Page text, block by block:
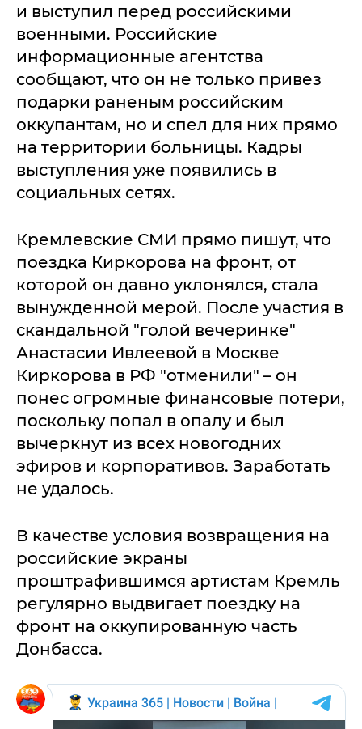
и выступил перед российскими
военными. Российские
информационные агентства
сообщают, что он не только привез
подарки раненым российским
оккупантам, но и спел для них прямо
на территории больницы. Кадры
выступления уже появились в
социальных сетях.
Кремлевские СМИ прямо пишут, что
поездка Киркорова на фронт, от
которой он давно уклонялся, стала
вынужденной мерой. После участия в
скандальной "голой вечеринке"
Анастасии Ивлеевой в Москве
Киркорова в РФ "отменили" – он
понес огромные финансовые потери,
поскольку попал в опалу и был
вычеркнут из всех новогодних
эфиров и корпоративов. Заработать
не удалось.
В качестве условия возвращения на
российские экраны
проштрафившимся артистам Кремль
регулярно выдвигает поездку на
фронт на оккупированную часть
Донбасса.